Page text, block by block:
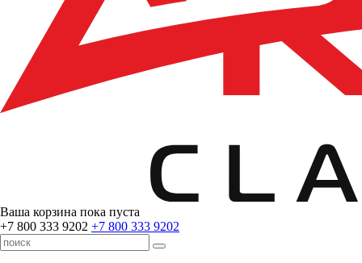
Ваша корзина пока пуста
+7 800 333 9202 +7 800 333 9202